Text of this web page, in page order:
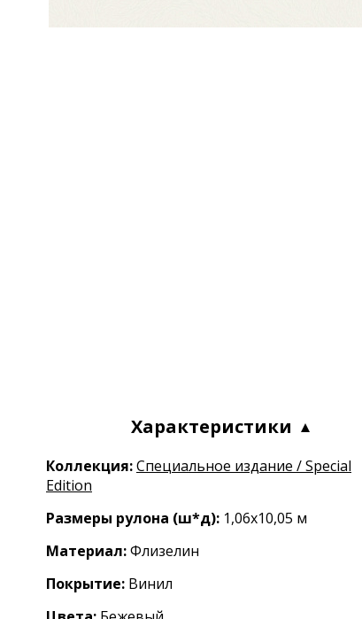
Характеристики
Коллекция:Специальное издание / Special
Edition
Размеры рулона (ш*д): 1,06x10,05 м
Материал:Флизелин
Покрытие: Винил